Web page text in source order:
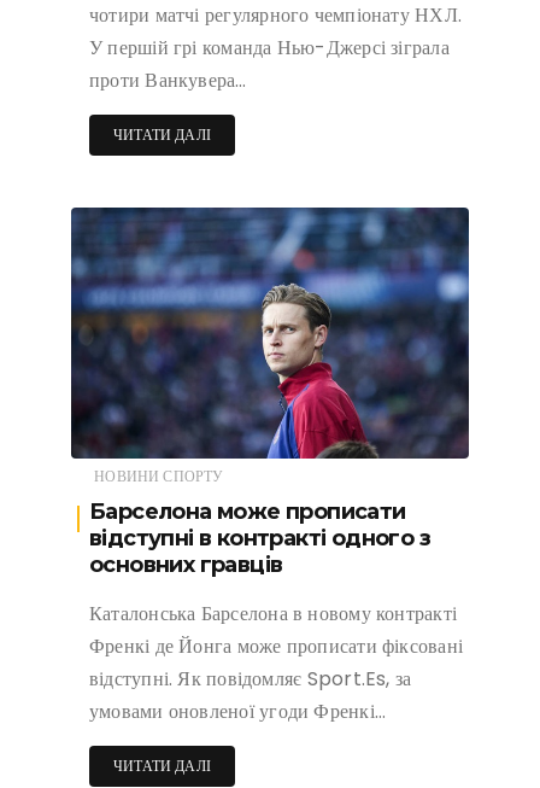
чотири матчі регулярного чемпіонату НХЛ.
У першій грі команда Нью-Джерсі зіграла
проти Ванкувера…
ЧИТАТИ ДАЛІ
НОВИНИ СПОРТУ
Барселона може прописати
відступні в контракті одного з
основних гравців
Каталонська Барселона в новому контракті
Френкі де Йонга може прописати фіксовані
відступні. Як повідомляє Sport.Es, за
умовами оновленої угоди Френкі…
ЧИТАТИ ДАЛІ